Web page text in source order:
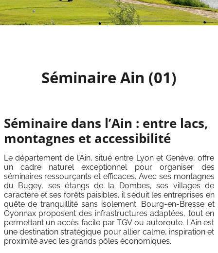
Séminaire Ain (01)
Séminaire dans l’Ain : entre lacs,
montagnes et accessibilité
Le département de l’Ain, situé entre Lyon et Genève, offre
un cadre naturel exceptionnel pour organiser des
séminaires ressourçants et efficaces. Avec ses montagnes
du Bugey, ses étangs de la Dombes, ses villages de
caractère et ses forêts paisibles, il séduit les entreprises en
quête de tranquillité sans isolement. Bourg-en-Bresse et
Oyonnax proposent des infrastructures adaptées, tout en
permettant un accès facile par TGV ou autoroute. L’Ain est
une destination stratégique pour allier calme, inspiration et
proximité avec les grands pôles économiques.